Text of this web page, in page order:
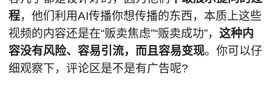
程，他们利用AI传播你想传播的东西，本质上这些
视频的内容还是在“贩卖焦虑”“贩卖成功”， 这种内
容没有风险、容易引流，而且容易变现。你可以仔
细观察下，评论区是不是有广告呢?